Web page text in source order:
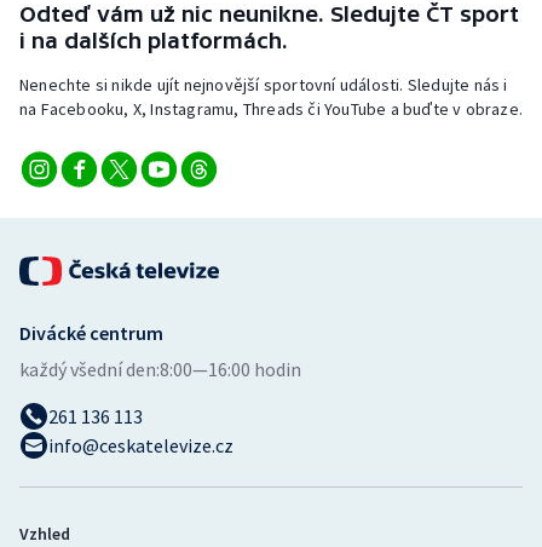
Odteď vám už nic neunikne. Sledujte ČT sport
i na dalších platformách.
Nenechte si nikde ujít nejnovější sportovní události. Sledujte nás i
na Facebooku, X, Instagramu, Threads či YouTube a buďte v obraze.
Divácké centrum
každý všední den:8:00—16:00 hodin
261 136 113
info@ceskatelevize.cz
Vzhled